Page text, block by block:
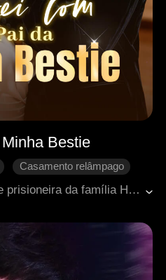
Bestie
Casamento relâmpago
Eliza, herdeira arruinada e prisioneira da família Hyde, vê sua vida mudar ao se casar impulsivamente com Dallas, o inimigo mortal dos Hyde e pai de sua melhor amiga. Enquanto Dallas destrói aqueles que a controlavam e a protege a qualquer custo, Eliza deixa de ser vítima para se tornar uma mulher forte e bem-sucedida. Mas quando Anson a sequestra, Dallas arrisca a própria vida para salvá-la, provando que o que sente por ela sempre foi amor.